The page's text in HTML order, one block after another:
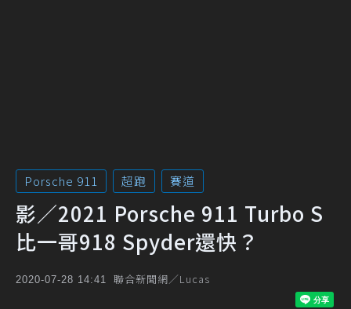
Porsche 911 超跑 賽道
影／2021 Porsche 911 Turbo S
比一哥918 Spyder還快？
2020-07-28 14:41 聯合新聞網／Lucas